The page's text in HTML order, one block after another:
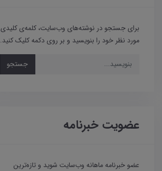
برای جستجو در نوشته‌های وب‌سایت، کلمه‌ی کلیدی
مورد نظر خود را بنویسید و بر روی دکمه کلیک کنید.
جستجو
عضویت خبرنامه
عضو خبرنامه ماهانه وب‌سایت شوید و تازه‌ترین